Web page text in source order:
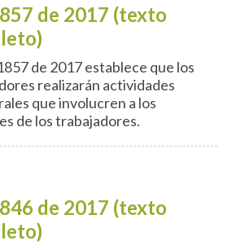
de 2017 (texto
de 2017 establece que los
realizarán actividades
que involucren a los
de los trabajadores.
de 2017 (texto